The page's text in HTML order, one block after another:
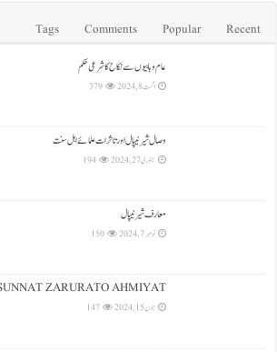
Recent
Popular
Comments
Tags
عام وہابیوں سے نکاح کا شرعی حکم
اگست 8, 2024 379
وصال شیرنیپال اور تاثرات علمائے اہل سنت
جنوری 27, 2024 194
معارف شیرنیپال
نومبر 7, 2024 150
ZARURATO AHMIYAT
جون 15, 2024 147